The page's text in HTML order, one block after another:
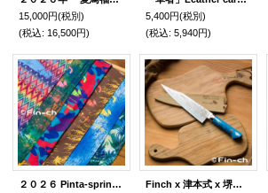
15,000円(税別)
(税込: 16,500円)
5,400円(税別)
(税込: 5,940円)
２０２６ Pinta‐spring/summer Face guard(ピンタ スプリング・サマー フェイスガード)
Finch x 津本式 x 堺孝行